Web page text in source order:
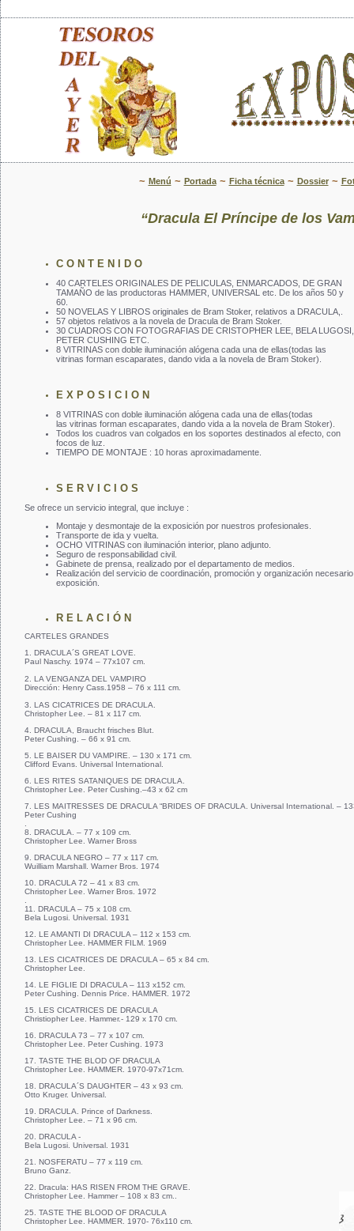
~ Menú ~ Portada~ Ficha técnica ~ Dossier ~
“Dracula El Príncipe de los
C O N T E N I D O
40 CARTELES ORIGINALES DE PELICULAS, ENMARCADOS, DE GRAN
TAMAÑO de las productoras HAMMER, UNIVERSAL etc. De los años 50 y
60.
50 NOVELAS Y LIBROS originales de Bram Stoker, relativos a DRACULA,.
57 objetos relativos a la novela de Dracula de Bram Stoker.
30 CUADROS CON FOTOGRAFIAS DE CRISTOPHER LEE, BELA LUGOSI,
PETER CUSHING ETC.
8 VITRINAS con doble iluminación alógena cada una de ellas(todas las
vitrinas forman escaparates, dando vida a la novela de Bram Stoker).
E X P O S I C I O N
8 VITRINAS con doble iluminación alógena cada una de ellas(todas
las vitrinas forman escaparates, dando vida a la novela de Bram Stoker).
Todos los cuadros van colgados en los soportes destinados al efecto, con
focos de luz.
TIEMPO DE MONTAJE : 10 horas aproximadamente.
S E R V I C I O S
Se ofrece un servicio integral, que incluye :
Montaje y desmontaje de la exposición por nuestros profesionales.
Transporte de ida y vuelta.
OCHO VITRINAS con iluminación interior, plano adjunto.
Seguro de responsabilidad civil.
Gabinete de prensa, realizado por el departamento de medios.
Realización del servicio de coordinación, promoción y organización
exposición.
R E L A C I Ó N
CARTELES GRANDES
1. DRACULA´S GREAT LOVE.
Paul Naschy. 1974 – 77x107 cm.
2. LA VENGANZA DEL VAMPIRO
Dirección: Henry Cass.1958 – 76 x 111 cm.
3. LAS CICATRICES DE DRACULA.
Christopher Lee. – 81 x 117 cm.
4. DRACULA, Braucht frisches Blut.
Peter Cushing. – 66 x 91 cm.
5. LE BAISER DU VAMPIRE. – 130 x 171 cm.
Clifford Evans. Universal International.
6. LES RITES SATANIQUES DE DRACULA.
Christopher Lee. Peter Cushing.–43 x 62 cm
7. LES MAITRESSES DE DRACULA “BRIDES OF DRACULA. Universal International. –
Peter Cushing
8. DRACULA. – 77 x 109 cm.
Christopher Lee. Warner Bross
9. DRACULA NEGRO – 77 x 117 cm.
Wuilliam Marshall. Warner Bros. 1974
10. DRACULA 72 – 41 x 83 cm.
Christopher Lee. Warner Bros. 1972
11. DRACULA – 75 x 108 cm.
Bela Lugosi. Universal. 1931
12. LE AMANTI DI DRACULA – 112 x 153 cm.
Christopher Lee. HAMMER FILM. 1969
13. LES CICATRICES DE DRACULA – 65 x 84 cm.
Christopher Lee.
14. LE FIGLIE DI DRACULA – 113 x152 cm.
Peter Cushing. Dennis Price. HAMMER. 1972
15. LES CICATRICES DE DRACULA
Christiopher Lee. Hammer.- 129 x 170 cm.
16. DRACULA 73 – 77 x 107 cm.
Christopher Lee. Peter Cushing. 1973
17. TASTE THE BLOD OF DRACULA
Christopher Lee. HAMMER. 1970-97x71cm.
18. DRACULA´S DAUGHTER – 43 x 93 cm.
Otto Kruger. Universal.
19. DRACULA. Prince of Darkness.
Christopher Lee. – 71 x 96 cm.
20. DRACULA -
Bela Lugosi. Universal. 1931
21. NOSFERATU – 77 x 119 cm.
Bruno Ganz.
22. Dracula: HAS RISEN FROM THE GRAVE.
Christopher Lee. Hammer – 108 x 83 cm..
25. TASTE THE BLOOD OF DRACULA
Christopher Lee. HAMMER. 1970- 76x110 cm.